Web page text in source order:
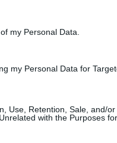
my Personal Data.
my Personal Data for
Use, Retention, Sale, and/or
with the Purposes